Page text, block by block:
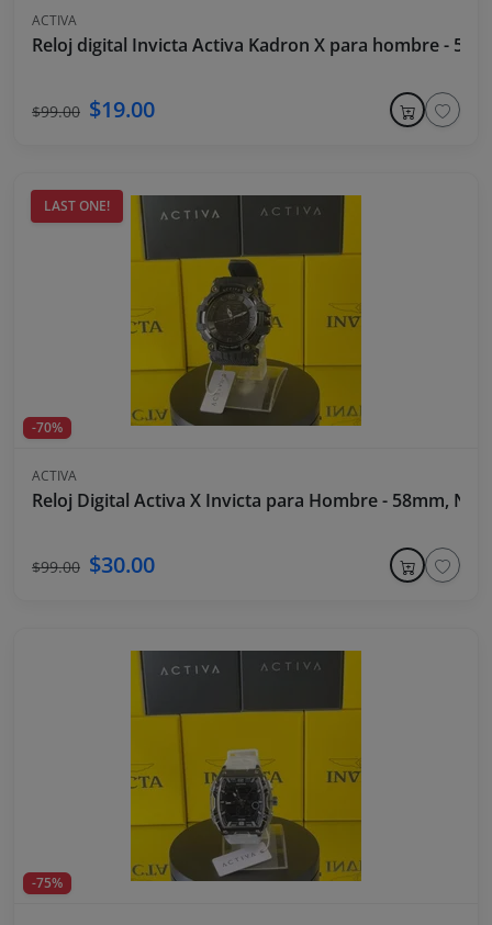
ACTIVA
Reloj digital Invicta Activa Kadron X para hombre -
$99.00 $19.00
LAST ONE!
-70%
ACTIVA
Reloj Digital Activa X Invicta para Hombre - 58mm,
$99.00 $30.00
-75%